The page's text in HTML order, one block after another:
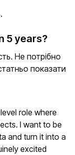
5 years?
Не потрібно
показати
role where
I want to be
and turn it into a
excited